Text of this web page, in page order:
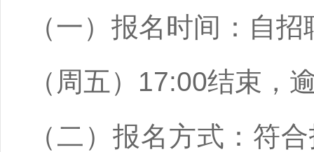
（一）报名时间：自
（周五）17:00结束，
（二）报名方式：符